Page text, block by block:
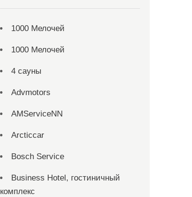
1000 Мелочей
1000 Мелочей
4 сауны
Advmotors
AMServiceNN
Arcticcar
Bosch Service
Business Hotel, гостиничный
комплекс